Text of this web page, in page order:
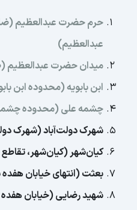
حرم حضرت عبدالعظیم
عبدالعظیم)
میدان حضرت عبدالعظیم
ابن بابویه (محدوده ابن
چشمه علی (محدوده
شهرک دولت‌آباد (شهرک
کیان‌شهر (کیان‌شهر،
بعثت (انتهای خیابان هفده
شهید رضایی (خیابان هفده